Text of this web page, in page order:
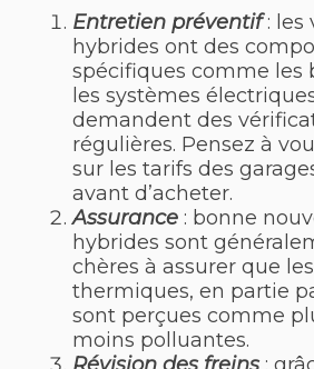
Entretien préventif: les
hybrides ont des
spécifiques comme les
les systèmes
demandent des
régulières. Pensez à
sur les tarifs des
avant d’acheter.
Assurance : bonne
hybrides sont
chères à assurer que
thermiques, en partie
sont perçues comme
moins polluantes.